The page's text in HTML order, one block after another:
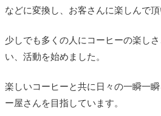
などに変換し、お客さんに楽しんで頂
少しでも多くの人にコーヒーの楽し
い、活動を始めました。
楽しいコーヒーと共に日々の一瞬一
ー屋さんを目指しています。